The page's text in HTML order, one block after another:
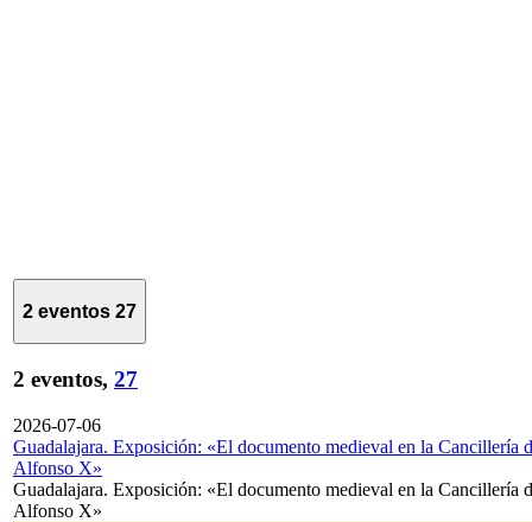
2 eventos 27
2 eventos, 27
2026-07-06
Guadalajara. Exposición: «El documento medieval en la Cancillería
Alfonso X»
Guadalajara. Exposición: «El documento medieval en la Cancillería
Alfonso X»